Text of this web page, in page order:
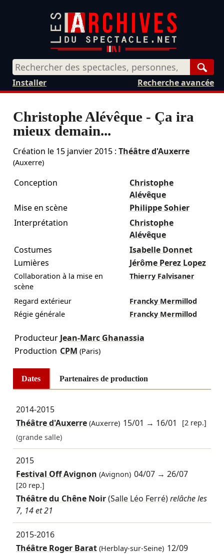
Recherche avancée
Installer
Christophe Alévêque - Ça ira
mieux demain...
Création le 15 janvier 2015: Théâtre d'Auxerre
(Auxerre)
Conception
Christophe
Alévêque
Mise en scène
Philippe Sohier
Interprétation
Christophe
Alévêque
Costumes
Isabelle Donnet
Lumières
Jérôme Perez Lopez
Collaboration à la mise en
scène
Thierry Falvisaner
Regard extérieur
Francky Mermillod
Régie générale
Francky Mermillod
Producteur Jean-Marc Ghanassia
Production CPM (Paris)
Dates Partenaires de production
2014-2015
Théâtre d'Auxerre(Auxerre) 15/01 → 16/01
[2 rep.]
(grande salle)
2015
Festival Off Avignon (Avignon) 04/07 →26/07
[20 rep.]
Théâtre du Chêne Noir(Salle Léo Ferré)relâche les
7, 14 et 21
2015-2016
Théâtre Roger Barat(Herblay-sur-Seine) 12/09